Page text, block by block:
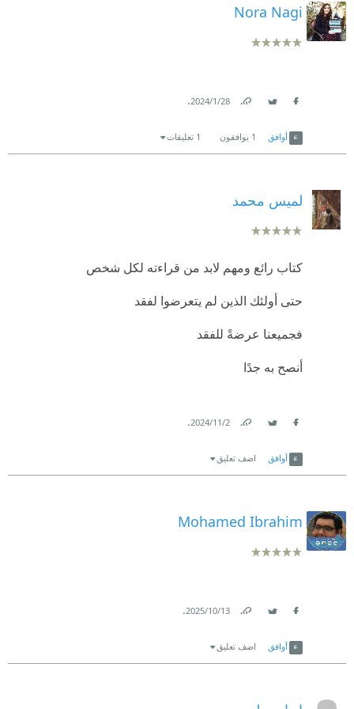
Nora Nagi
28‏/1‏/2024
.
أوافق 1 يوافقون 1 تعليقات
لميس محمد
كتاب رائع ومهم لابد من قراءته لكل شخص
حتى أولئك الذين لم يتعرضوا لفقد
فجميعنا عرضةً للفقد
أنصح به جدًا
2‏/11‏/2024
.
أوافق اضف تعليق
Mohamed Ibrahim
13‏/10‏/2025
.
أوافق اضف تعليق